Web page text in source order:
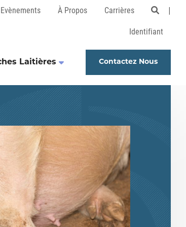
Evènements À Propos Carrières
Identifiant
Laitières Contactez Nous